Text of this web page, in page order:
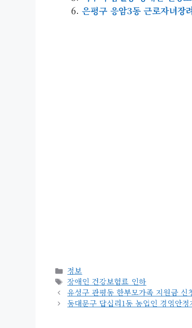
은평구 응암3동 근로자녀
카
테
고
리
정보
태
그
장애인 건강보험료 인하
유성구 관평동 한부모가족 지원금
동대문구 답십리1동 농업인 경영안